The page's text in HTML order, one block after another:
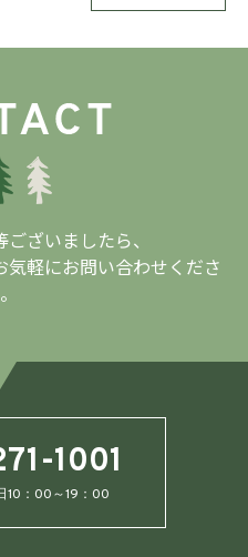
ざいましたら、
軽にお問い合わせくださ
1001
10：00～19：00